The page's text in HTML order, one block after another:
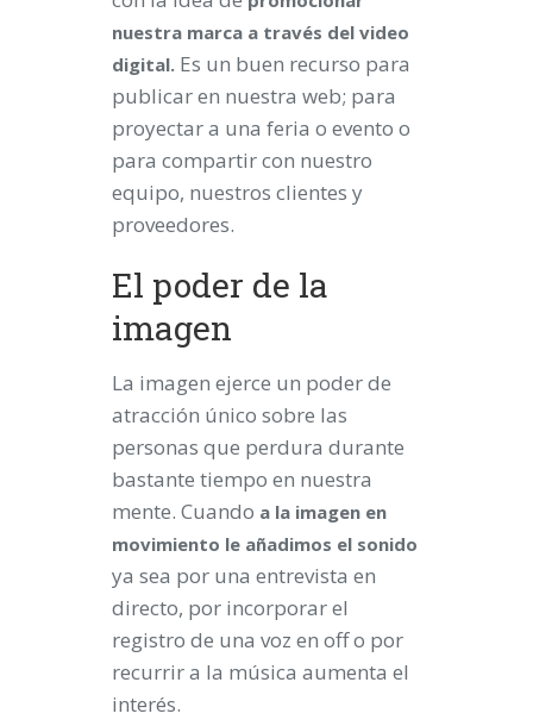
nuestra marca a través del video
digital. Es un buen recurso para
publicar en nuestra web; para
proyectar a una feria o evento o
para compartir con nuestro
equipo, nuestros clientes y
proveedores.
El poder de la
imagen
La imagen ejerce un poder de
atracción único sobre las
personas que perdura durante
bastante tiempo en nuestra
mente. Cuando a la imagen en
movimiento le añadimos el sonido
ya sea por una entrevista en
directo, por incorporar el
registro de una voz en off o por
recurrir a la música aumenta el
interés.